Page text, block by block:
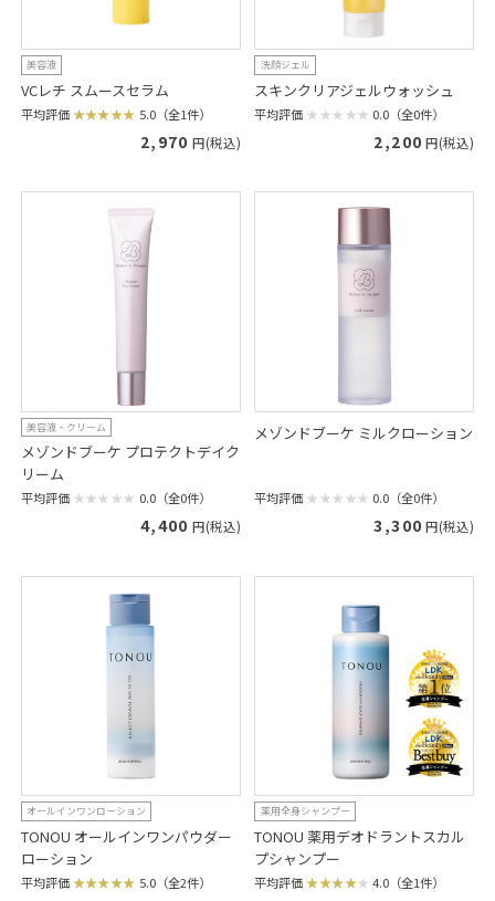
美容液
VCレチ スムースセラム
平均評価 5.0（全1件）
2,970 円(税込)
洗顔ジェル
スキンクリアジェルウォッシュ
平均評価 0.0（全0件）
2,200 円(税込)
美容液・クリーム
メゾンドブーケ プロテクトデイク
リーム
平均評価 0.0（全0件）
4,400 円(税込)
メゾンドブーケ ミルクローション
平均評価 0.0（全0件）
3,300 円(税込)
オールインワンローション
TONOU オールインワンパウダー
ローション
平均評価 5.0（全2件）
薬用全身シャンプー
TONOU 薬用デオドラントスカル
プシャンプー
平均評価 4.0（全1件）